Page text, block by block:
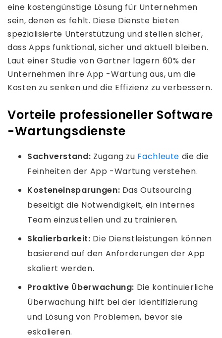
eine kostengünstige Lösung für Unternehmen
sein, denen es fehlt. Diese Dienste bieten
spezialisierte Unterstützung und stellen sicher,
dass Apps funktional, sicher und aktuell bleiben.
Laut einer Studie von Gartner lagern 60% der
Unternehmen ihre App -Wartung aus, um die
Kosten zu senken und die Effizienz zu verbessern.
Vorteile professioneller Software
-Wartungsdienste
Sachverstand: Zugang zu Fachleute die die
Feinheiten der App -Wartung verstehen.
Kosteneinsparungen: Das Outsourcing
beseitigt die Notwendigkeit, ein internes
Team einzustellen und zu trainieren.
Skalierbarkeit: Die Dienstleistungen können
basierend auf den Anforderungen der App
skaliert werden.
Proaktive Überwachung: Die kontinuierliche
Überwachung hilft bei der Identifizierung
und Lösung von Problemen, bevor sie
eskalieren.